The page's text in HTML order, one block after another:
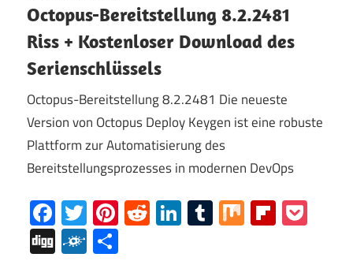
Octopus-Bereitstellung 8.2.2481
Riss + Kostenloser Download des
Serienschlüssels
Octopus-Bereitstellung 8.2.2481 Die neueste
Version von Octopus Deploy Keygen ist eine robuste
Plattform zur Automatisierung des
Bereitstellungsprozesses in modernen DevOps
Facebook
Twitter
Pinterest
RedditLinkedIn
Tumblr
Mix
DiggFolkd